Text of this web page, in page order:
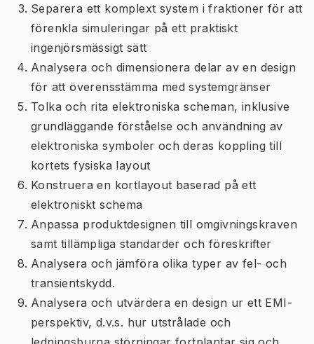
Separera ett komplext system i fraktioner för att
förenkla simuleringar på ett praktiskt
ingenjörsmässigt sätt
Analysera och dimensionera delar av en design
för att överensstämma med systemgränser
Tolka och rita elektroniska scheman, inklusive
grundläggande förståelse och användning av
elektroniska symboler och deras koppling till
kortets fysiska layout
Konstruera en kortlayout baserad på ett
elektroniskt schema
Anpassa produktdesignen till omgivningskraven
samt tillämpliga standarder och föreskrifter
Analysera och jämföra olika typer av fel- och
transientskydd.
Analysera och utvärdera en design ur ett EMI-
perspektiv, d.v.s. hur utstrålade och